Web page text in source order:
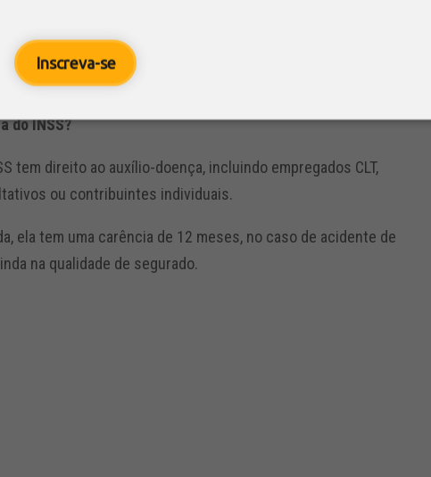
Inscreva-se
mais de uma vez ao longo do ano, em licenças distintas, e
nas estatísticas oficiais.
do INSS?
tem direito ao auxílio-doença, incluindo empregados CLT,
ou contribuintes individuais.
ela tem uma carência de 12 meses, no caso de acidente de
na qualidade de segurado.